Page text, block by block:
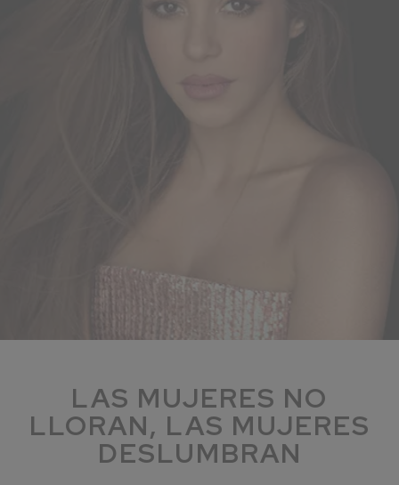
LAS MUJERES NO
LLORAN, LAS MUJERES
DESLUMBRAN